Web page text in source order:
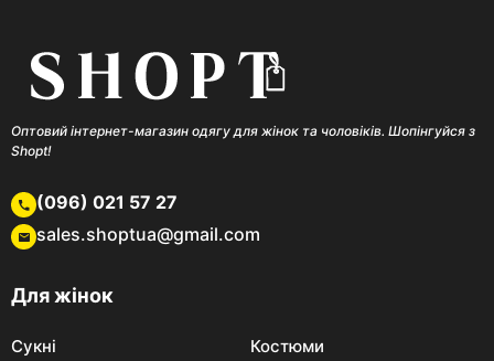
Оптовий інтернет-магазин одягу для жінок та чоловіків. Шопінгуйся з
Shopt!
(096) 021 57 27
sales.shoptua@gmail.com
Для жінок
Сукні
Костюми